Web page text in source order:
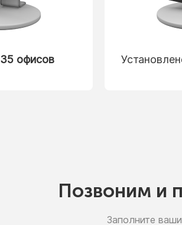
35 офисов
Позвоним и
Заполните